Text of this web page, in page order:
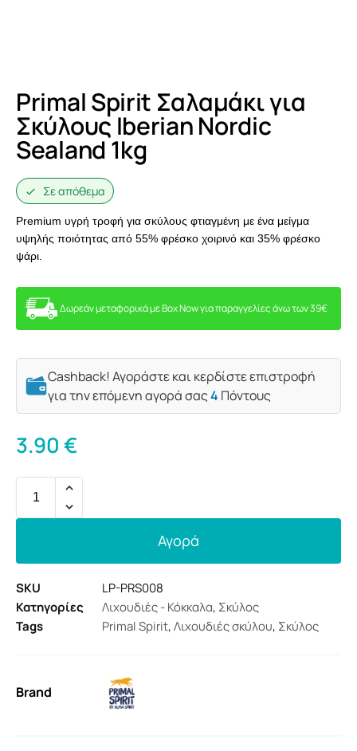
Primal Spirit Σαλαμάκι για
Σκύλους Iberian Nordic
Sealand 1kg
Σε απόθεμα
Premium υγρή τροφή για σκύλους φτιαγμένη με ένα μείγμα
υψηλής ποιότητας από 55% φρέσκο ​​χοιρινό και 35% φρέσκο ​​
ψάρι.
Δωρεάν μεταφορικά με Box Now για παραγγελίες άνω των 39€
Cashback! Αγοράστε και κερδίστε επιστροφή
για την επόμενη αγορά σας4 Πόντους
3.90€
Αγορά
SKU
LP-PRS008
Κατηγορίες
Λιχουδιές - Κόκκαλα, Σκύλος
Tags
Primal Spirit,Λιχουδιές σκύλου, Σκύλος
Brand